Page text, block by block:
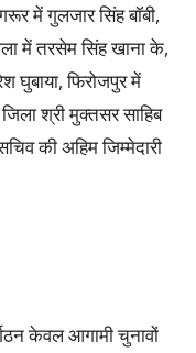
में गुलजार सिंह बॉबी,
में तरसेम सिंह खाना के,
घुबाया, फिरोजपुर में
श्री मुक्तसर साहिब
की अहिम जिम्मेदारी
केवल आगामी चुनावों